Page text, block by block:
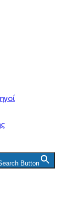
Button